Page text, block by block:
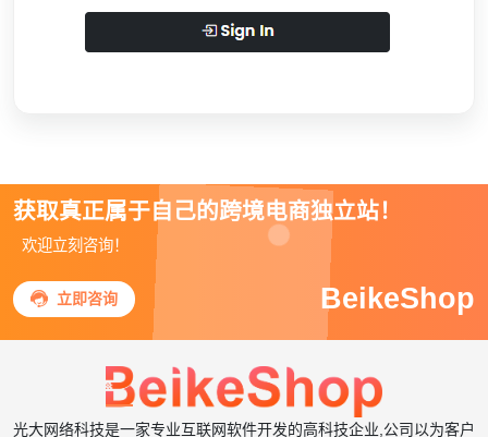
获取真正属于自己的跨境电商独立站！
欢迎立刻咨询！
 立即咨询 BeikeShop
光大网络科技是一家专业互联网软件开发的高科技企业,公司以为客户